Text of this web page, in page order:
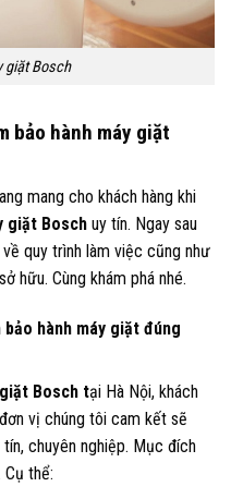
giặt Bosch
bảo hành máy giặt
mang cho khách hàng khi
giặt Bosch uy tín. Ngay sau
quy trình làm việc cũng như
hữu. Cùng khám phá nhé.
hành máy giặt đúng
Bosch tại Hà Nội, khách
vị chúng tôi cam kết sẽ
chuyên nghiệp. Mục đích
thể: